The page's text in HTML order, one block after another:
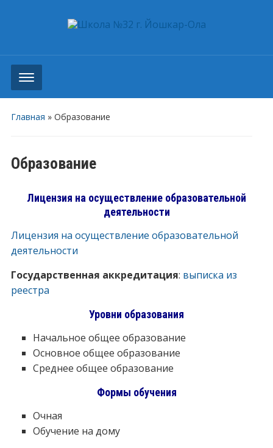
Главная » Образование
Образование
Лицензия на осуществление образовательной
деятельности
Лицензия на осуществление образовательной
деятельности
Государственная аккредитация: выписка из
реестра
Уровни образования
Начальное общее образование
Основное общее образование
Среднее общее образование
Формы обучения
Очная
Обучение на дому